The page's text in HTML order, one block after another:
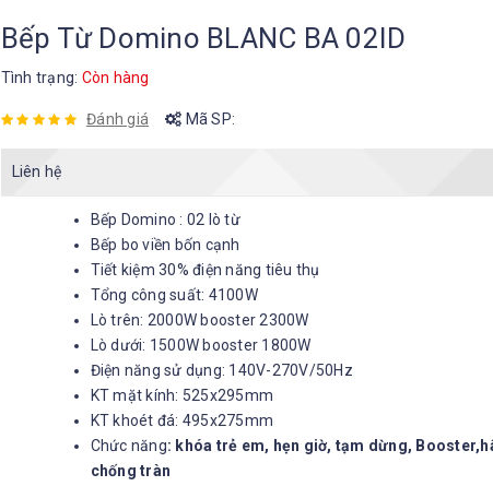
Bếp Từ Domino BLANC BA 02ID
Tình trạng: Còn hàng
Đánh giá Mã SP:
Liên hệ
Bếp Domino : 02 lò từ
Bếp bo viền bốn cạnh
Tiết kiệm 30% điện năng tiêu thụ
Tổng công suất: 4100W
Lò trên: 2000W booster 2300W
Lò dưới: 1500W booster 1800W
Điện năng sử dụng: 140V-270V/50Hz
KT mặt kính: 525x295mm
KT khoét đá: 495x275mm
Chức năng: khóa trẻ em, hẹn giờ, tạm dừng,
chống tràn